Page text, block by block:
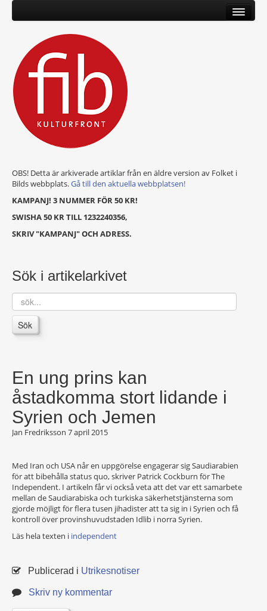
OBS! Detta är arkiverade artiklar från en äldre version av Folket i
Bilds webbplats.Gå till den aktuella webbplatsen!
KAMPANJ! 3 NUMMER FÖR 50 KR!
SWISHA 50 KR TILL 1232240356,
SKRIV "KAMPANJ" OCH ADRESS.
Sök i artikelarkivet
sök...
Sök
En ung prins kan
åstadkomma stort lidande i
Syrien och Jemen
Jan Fredriksson 7 april 2015
Med Iran och USA når en uppgörelse engagerar sig Saudiarabien
för att bibehålla status quo, skriver Patrick Cockburn för The
Independent. I artikeln får vi också veta att det var ett samarbete
mellan de Saudiarabiska och turkiska säkerhetstjänsterna som
gjorde möjligt för flera tusen jihadister att ta sig in i Syrien och få
kontroll över provinshuvudstaden Idlib i norra Syrien.
Läs hela texten i independent
Publicerad i Utrikesnotiser
Skriv ny kommentar